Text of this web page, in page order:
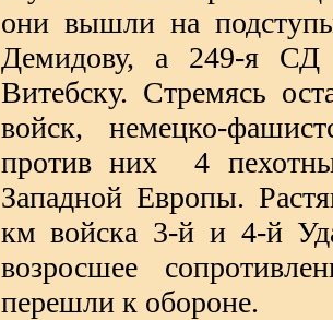
они вышли на
Демидову, а 249-я
Витебску. Стремясь
войск, немецко-
против них 4
Западной Европы.
км войска 3-й и 4-й
возросшее
перешли к обороне.